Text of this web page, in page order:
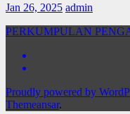
Jan 26, 2025 admin
PERKUMPULAN
Proudly powered by
Themeansar.